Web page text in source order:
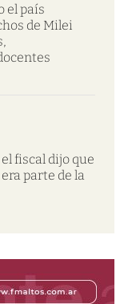
el país
de Milei
fiscal dijo que
parte de la